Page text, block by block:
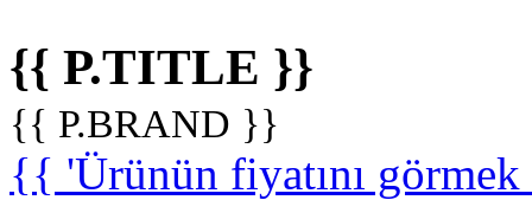
{{ P.TITLE }}
{{ P.BRAND }}
{{ 'Ürünün fiyatını